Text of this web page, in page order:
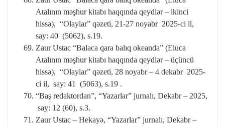
Atalının məşhur kitabı haqqında qeydlər – ikinci
hissə), “Olaylar” qəzeti, 21-27 noyabr 2025-ci il,
say: 40 (5062), s.19.
Zaur Ustac “Balaca qara balıq okeanda” (Eluca
Atalının məşhur kitabı haqqında qeydlər – üçüncü
hissə), “Olaylar” qəzeti, 28 noyabr – 4 dekabr 2025-
ci il, say: 41 (5063), s.19 .
“Baş redaktordan”, “Yazarlar” jurnalı, Dekabr – 2025,
say: 12 (60), s.3.
Zaur Ustac – Hekayə, “Yazarlar” jurnalı, Dekabr –